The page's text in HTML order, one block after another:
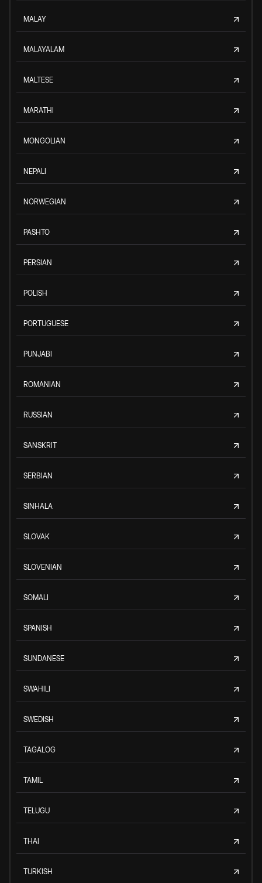
MALAY
MALAYALAM
MALTESE
MARATHI
MONGOLIAN
NEPALI
NORWEGIAN
PASHTO
PERSIAN
POLISH
PORTUGUESE
PUNJABI
ROMANIAN
RUSSIAN
SANSKRIT
SERBIAN
SINHALA
SLOVAK
SLOVENIAN
SOMALI
SPANISH
SUNDANESE
SWAHILI
SWEDISH
TAGALOG
TAMIL
TELUGU
THAI
TURKISH